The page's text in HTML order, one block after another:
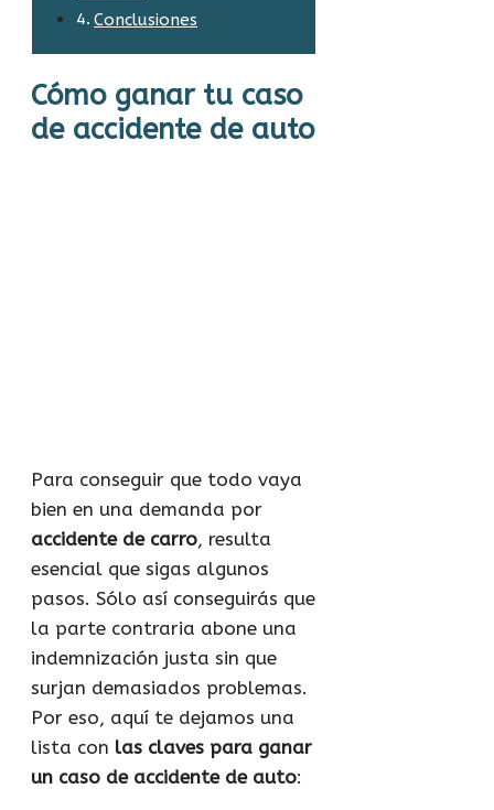
Conclusiones
Cómo ganar tu caso
de accidente de auto
Para conseguir que todo vaya
bien en una demanda por
accidente de carro, resulta
esencial que sigas algunos
pasos. Sólo así conseguirás que
la parte contraria abone una
indemnización justa sin que
surjan demasiados problemas.
Por eso, aquí te dejamos una
lista con las claves para ganar
un caso de accidente de auto: